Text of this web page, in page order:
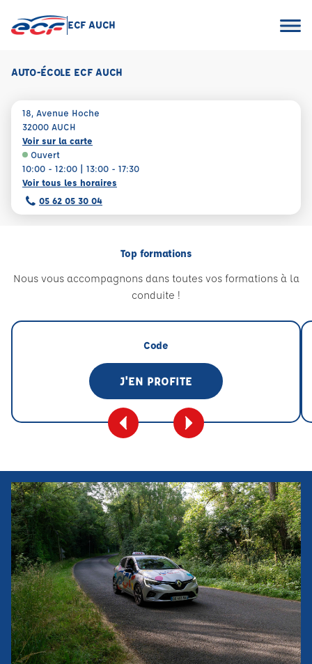
ECF AUCH
AUTO-ÉCOLE ECF AUCH
18, Avenue Hoche
32000 AUCH
Voir sur la carte
Ouvert
10:00 - 12:00 | 13:00 - 17:30
Voir tous les horaires
05 62 05 30 04
Top formations
Nous vous accompagnons dans toutes vos formations à la
conduite !
Code
J'EN PROFITE